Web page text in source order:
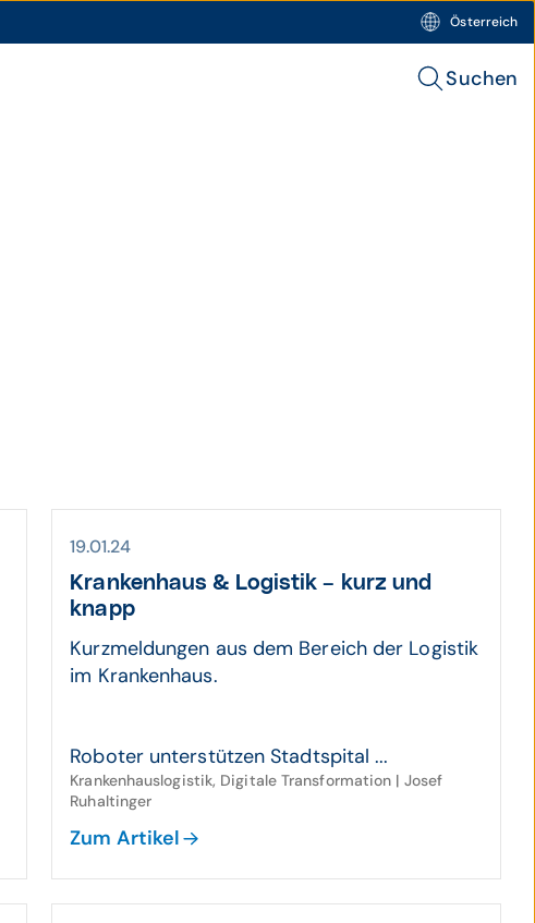
Österreich
Suchen
19.01.24
Krankenhaus & Logistik – kurz und
knapp
Kurzmeldungen aus dem Bereich der Logistik
im Krankenhaus.
Roboter unterstützen Stadtspital ...
Krankenhauslogistik, Digitale Transformation | Josef
Ruhaltinger
Zum Artikel